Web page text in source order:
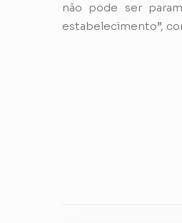
não pode ser
estabelecimento”,